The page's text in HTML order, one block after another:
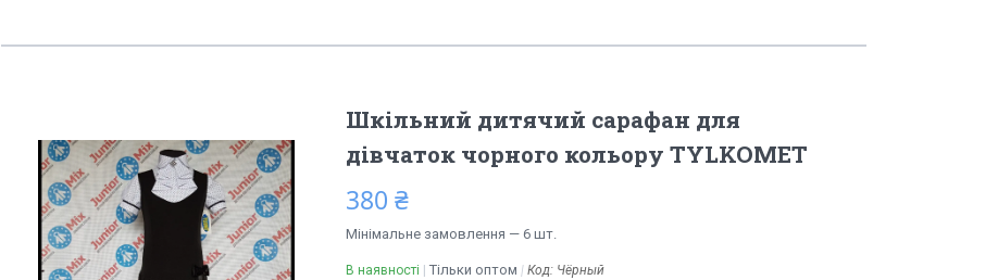
Шкільний дитячий сарафан для
дівчаток чорного кольору TYLKOMET
380 ₴
Мінімальне замовлення — 6 шт.
В наявності Тільки оптом Код: Чёрный